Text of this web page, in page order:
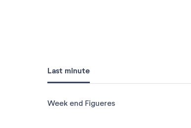
Last minute
Week end Figueres